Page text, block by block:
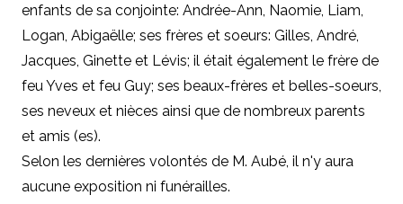
enfants de sa conjointe: Andrée-Ann, Naomie, Liam,
Logan, Abigaëlle; ses frères et soeurs: Gilles, André,
Jacques, Ginette et Lévis; il était également le frère de
feu Yves et feu Guy; ses beaux-frères et belles-soeurs,
ses neveux et nièces ainsi que de nombreux parents
et amis (es).
Selon les dernières volontés de M. Aubé, il n'y aura
aucune exposition ni funérailles.